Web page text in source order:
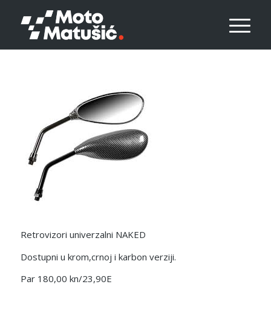
Retrovizori univerzalni NAKED
Dostupni u krom,crnoj i karbon verziji.
Par 180,00 kn/23,90E